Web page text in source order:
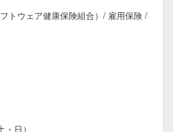
トウェア健康保険組合）/ 雇用保険 /
日）